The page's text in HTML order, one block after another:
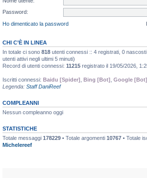
Password:
Ho dimenticato la password
CHI C’È IN LINEA
In totale ci sono 818 utenti connessi :: 4 registrati, 0
utenti attivi negli ultimi 5 minuti)
Record di utenti connessi: 11215 registrato il 19/05/2026,
Iscritti connessi: Baidu [Spider] Bing [Bot] Google [Bot]
Legenda: Staff DaniReef
COMPLEANNI
Nessun compleanno oggi
STATISTICHE
Totale messaggi 178229 • Totale argomenti 10767 • Totale
Michelereef